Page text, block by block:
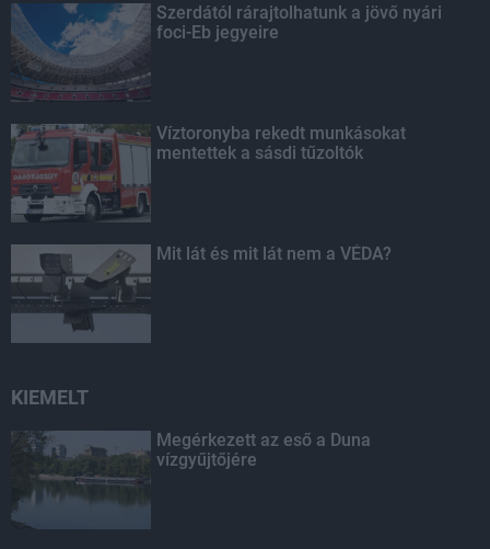
Szerdától rárajtolhatunk a jövő nyári
foci-Eb jegyeire
Víztoronyba rekedt munkásokat
mentettek a sásdi tűzoltók
Mit lát és mit lát nem a VÉDA?
KIEMELT
Megérkezett az eső a Duna
vízgyűjtőjére